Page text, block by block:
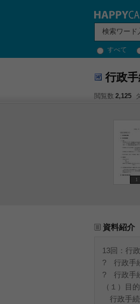
すべて
行政
閲覧数 2,125
1
資料紹介
13回：行
? 行政手
? 行政手
（１）目的
行政手続